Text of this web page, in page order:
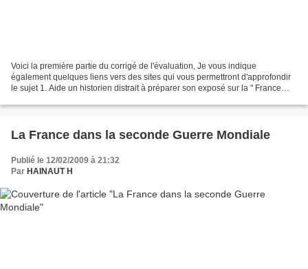
Voici la première partie du corrigé de l'évaluation, Je vous indique
également quelques liens vers des sites qui vous permettront d'approfondir
le sujet 1. Aide un historien distrait à préparer son exposé sur la " France
La France dans la seconde Guerre Mondiale
Publié le 12/02/2009 à 21:32
Par HAINAUT H